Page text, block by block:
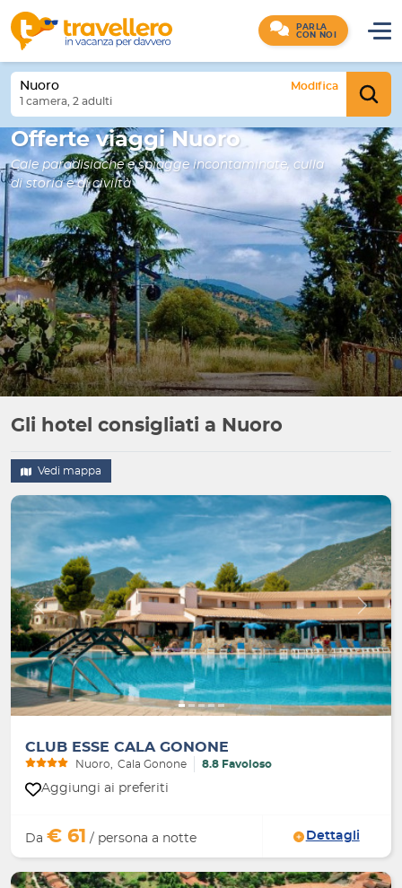
PARLA
CON NOI
Nuoro
Modifica
1 camera, 2 adulti
Offerte viaggi Nuoro
Cale paradisiache e spiagge incontaminate, culla
di storia e di civiltà
Gli hotel consigliati a Nuoro
Vedi mappa
Indietro Avanti
CLUB ESSE CALA GONONE
Nuoro Cala Gonone 8.8 Favoloso
Aggiungi ai preferiti
Da € 61 / persona a notte Dettagli